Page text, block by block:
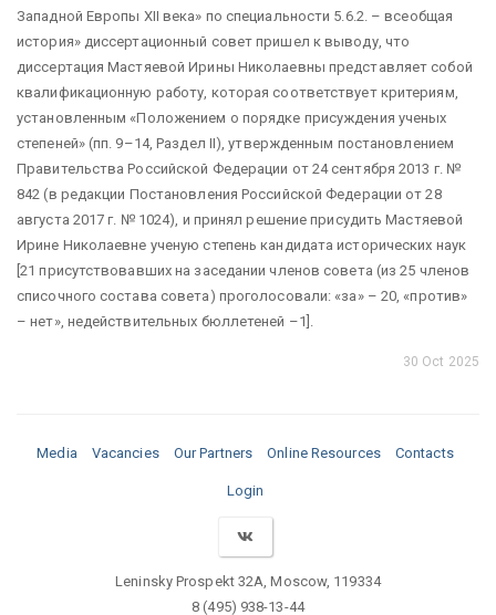
Западной Европы XII века» по специальности 5.6.2. – всеобщая
история» диссертационный совет пришел к выводу, что
диссертация Мастяевой Ирины Николаевны представляет собой
квалификационную работу, которая соответствует критериям,
установленным «Положением о порядке присуждения ученых
степеней» (пп. 9–14, Раздел II), утвержденным постановлением
Правительства Российской Федерации от 24 сентября 2013 г. №
842 (в редакции Постановления Российской Федерации от 28
августа 2017 г. № 1024), и принял решение присудить Мастяевой
Ирине Николаевне ученую степень кандидата исторических наук
[21 присутствовавших на заседании членов совета (из 25 членов
списочного состава совета) проголосовали: «за» – 20, «против»
– нет», недействительных бюллетеней –1].
30 Oct 2025
Media Vacancies Our Partners Online Resources Contacts
Login
Leninsky Prospekt 32A, Moscow, 119334
8 (495) 938-13-44